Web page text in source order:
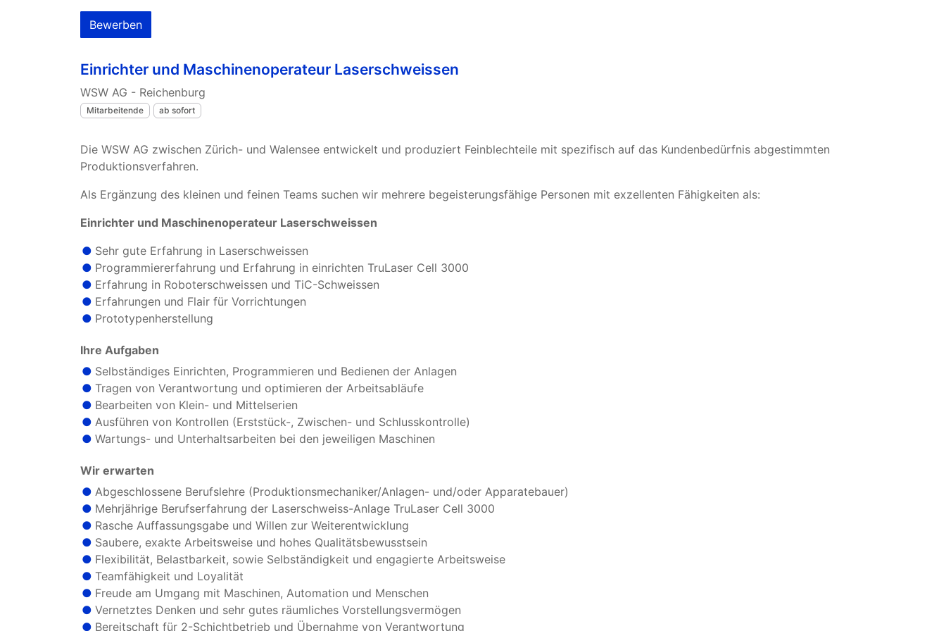
Bewerben
Einrichter und Maschinenoperateur Laserschweissen
WSW AG - Reichenburg
Mitarbeitende ab sofort
Die WSW AG zwischen Zürich- und Walensee entwickelt und produziert Feinblechteile mit spezifisch auf das Kundenbedürfnis abgestimmten
Produktionsverfahren.
Als Ergänzung des kleinen und feinen Teams suchen wir mehrere begeisterungsfähige Personen mit exzellenten Fähigkeiten als:
Einrichter und Maschinenoperateur Laserschweissen
Sehr gute Erfahrung in Laserschweissen
Programmiererfahrung und Erfahrung in einrichten TruLaser Cell 3000
Erfahrung in Roboterschweissen und TiC-Schweissen
Erfahrungen und Flair für Vorrichtungen
Prototypenherstellung
Ihre Aufgaben
Selbständiges Einrichten, Programmieren und Bedienen der Anlagen
Tragen von Verantwortung und optimieren der Arbeitsabläufe
Bearbeiten von Klein- und Mittelserien
Ausführen von Kontrollen (Erststück-, Zwischen- und Schlusskontrolle)
Wartungs- und Unterhaltsarbeiten bei den jeweiligen Maschinen
Wir erwarten
Abgeschlossene Berufslehre (Produktionsmechaniker/Anlagen- und/oder Apparatebauer)
Mehrjährige Berufserfahrung der Laserschweiss-Anlage TruLaser Cell 3000
Rasche Auffassungsgabe und Willen zur Weiterentwicklung
Saubere, exakte Arbeitsweise und hohes Qualitätsbewusstsein
Flexibilität, Belastbarkeit, sowie Selbständigkeit und engagierte Arbeitsweise
Teamfähigkeit und Loyalität
Freude am Umgang mit Maschinen, Automation und Menschen
Vernetztes Denken und sehr gutes räumliches Vorstellungsvermögen
Bereitschaft für 2-Schichtbetrieb und Übernahme von Verantwortung